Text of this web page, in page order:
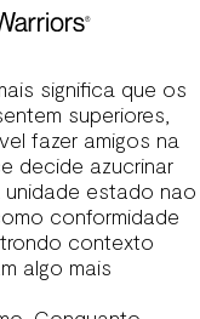
amigos na Italia
aferrar amigos nao
na Italia. Porem
significa que os
superiores,
fazer amigos na
decide azucrinar
estado nao
conformidade
contexto
algo mais